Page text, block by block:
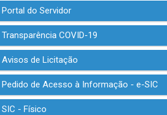
Portal do Servidor
Transparência COVID-19
Avisos de Licitação
Pedido de Acesso à Informação - e-SIC
SIC - Físico